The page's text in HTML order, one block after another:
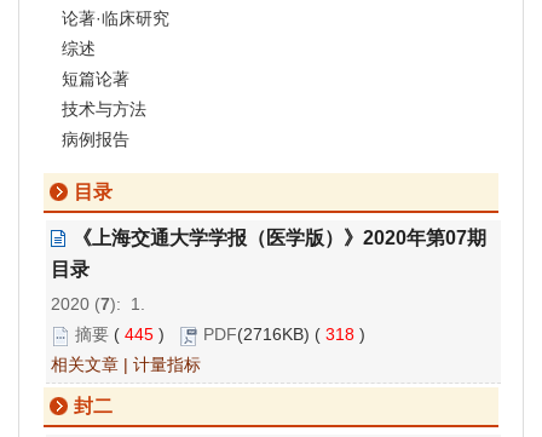
论著·临床研究
综述
短篇论著
技术与方法
病例报告
目录
《上海交通大学学报（医学版）》2020年第07期
目录
2020 (7): 1.
摘要 ( 445 ) PDF(2716KB) ( 318 )
相关文章 | 计量指标
封二